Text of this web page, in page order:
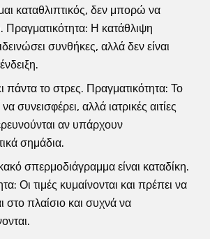
καταθλιπτικός, δεν μπορώ να
Πραγματικότητα: Η κατάθλιψη
συνθήκες, αλλά δεν είναι
πάντα το στρες. Πραγματικότητα: Το
συνεισφέρει, αλλά ιατρικές αιτίες
αν υπάρχουν
σημάδια.
σπερμοδιάγραμμα είναι καταδίκη.
Οι τιμές κυμαίνονται και πρέπει να
στο πλαίσιο και συχνά να